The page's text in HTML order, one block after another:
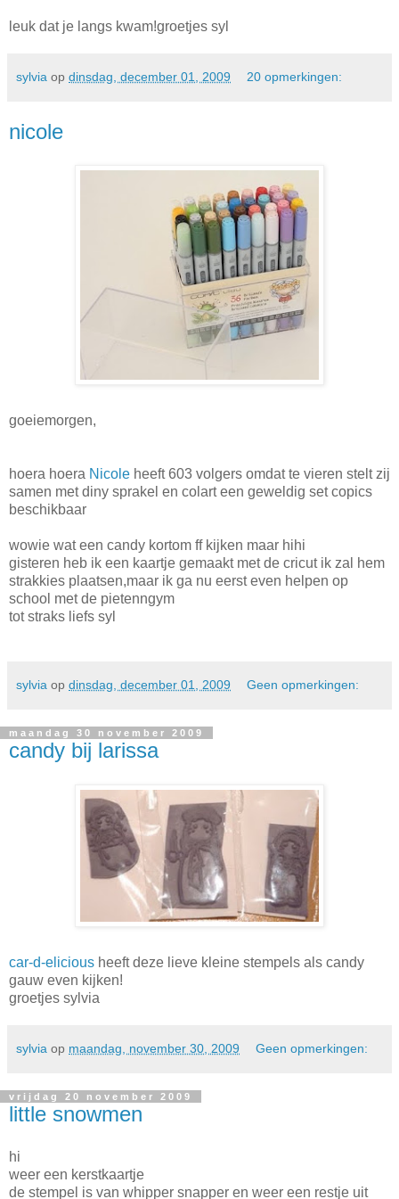
leuk dat je langs kwam!groetjes syl
sylvia op dinsdag, december 01, 2009 20 opmerkingen:
nicole
goeiemorgen,
hoera hoera Nicole heeft 603 volgers omdat te vieren stelt zij
samen met diny sprakel en colart een geweldig set copics
beschikbaar
wowie wat een candy kortom ff kijken maar hihi
gisteren heb ik een kaartje gemaakt met de cricut ik zal hem
strakkies plaatsen,maar ik ga nu eerst even helpen op
school met de pietenngym
tot straks liefs syl
sylvia op dinsdag, december 01, 2009 Geen opmerkingen:
maandag 30 november 2009
candy bij larissa
car-d-elicious heeft deze lieve kleine stempels als candy
gauw even kijken!
groetjes sylvia
sylvia op maandag, november 30, 2009 Geen opmerkingen:
vrijdag 20 november 2009
little snowmen
hi
weer een kerstkaartje
de stempel is van whipper snapper en weer een restje uit